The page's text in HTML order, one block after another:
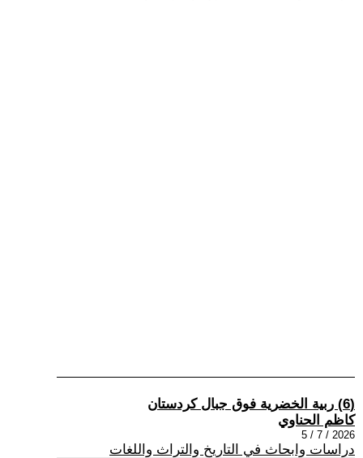
(6) ربية الخضرية فوق جبال كردستان
كاظم الحناوي
2026 / 7 / 5
دراسات وابحاث في التاريخ والتراث واللغات